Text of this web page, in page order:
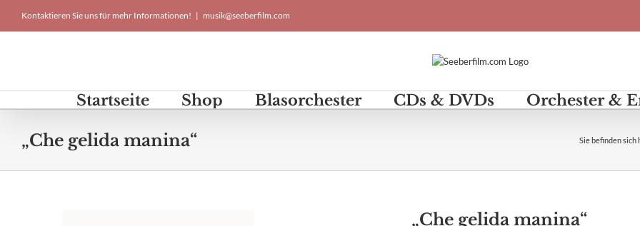
content
Kontaktieren Sie uns für mehr Informationen! | musik@seeberfilm.com
Startseite Shop Blasorchester CDs & DVDs Orchester &
„Che gelida manina“ Sie befinden sich
„Che gelida manina“